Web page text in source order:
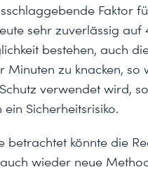
Faktor
sehr zuverlässig auf
bestehen, auch
zu knacken,
verwendet wird,
Sicherheitsrisiko.
betrachtet könnte die
wieder neue